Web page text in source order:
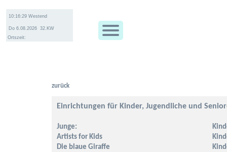
Ortszeit:
zurück
Einrichtungen für Kinder, Jugendliche und
Junge:
Artists for Kids
Die blaue Giraffe